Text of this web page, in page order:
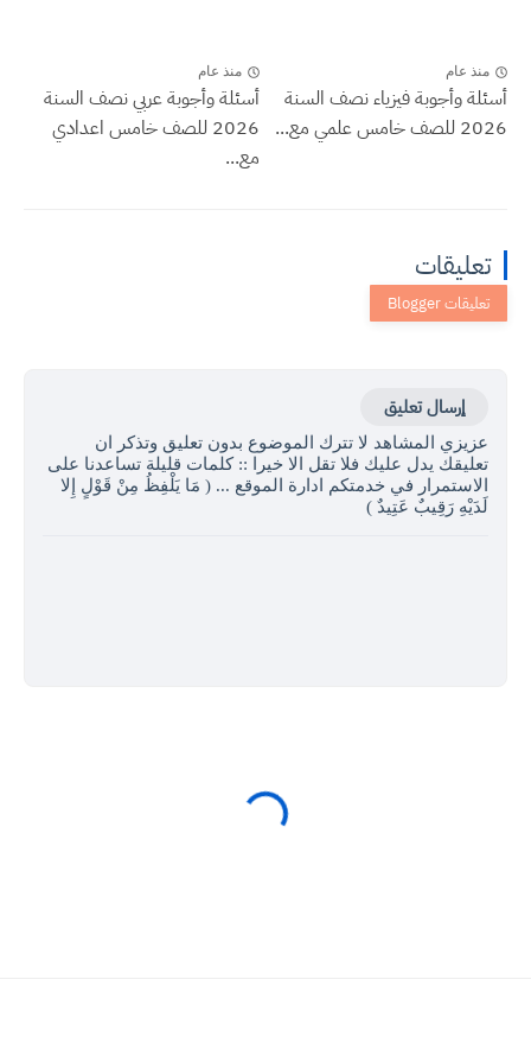
منذ عام
أسئلة وأجوبة فيزياء نصف السنة
2026 للصف خامس علمي مع...
منذ عام
أسئلة وأجوبة عربي نصف السنة
2026 للصف خامس اعدادي
مع...
تعليقات
إرسال تعليق
عزيزي المشاهد لا تترك الموضوع بدون تعليق وتذكر ان
تعليقك يدل عليك فلا تقل الا خيرا :: كلمات قليلة تساعدنا على
الاستمرار في خدمتكم ادارة الموقع ... ( مَا يَلْفِظُ مِنْ قَوْلٍ إِلا
لَدَيْهِ رَقِيبٌ عَتِيدٌ )